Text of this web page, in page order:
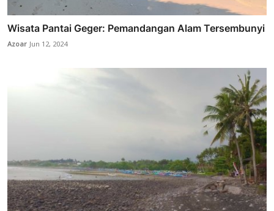
Wisata Pantai Geger: Pemandangan Alam Tersembunyi
AzoarJun 12, 2024